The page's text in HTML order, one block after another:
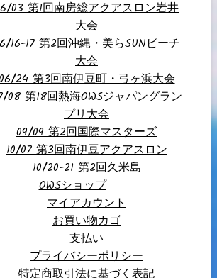
03 第1回南房総アクアスロン岩井
大会
16-17 第2回沖縄・美らSUNビーチ
大会
24 第3回南伊豆町・弓ヶ浜大会
08 第18回熱海OWSジャパングラン
プリ大会
09/09 第2回国際マスターズ
10/07 第3回南伊豆アクアスロン
10/20-21 第2回久米島
OWSショップ
マイアカウント
お買い物カゴ
支払い
プライバシーポリシー
特定商取引法に基づく表記